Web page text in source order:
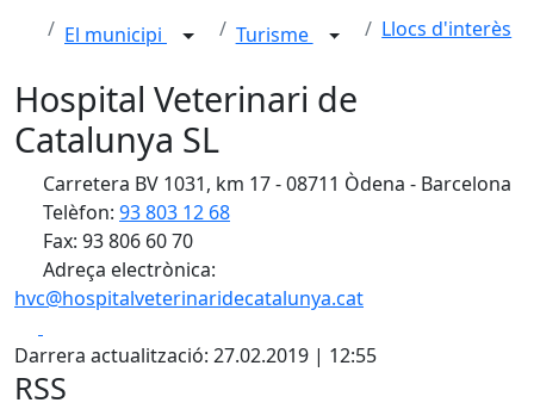
El municipi Turisme Llocs d'interès
Hospital Veterinari de
Catalunya SL
Carretera BV 1031, km 17 - 08711 Òdena - Barcelona
Telèfon: 93 803 12 68
Fax: 93 806 60 70
Adreça electrònica:
hvc@hospitalveterinaridecatalunya.cat
Darrera actualització: 27.02.2019 | 12:55
RSS